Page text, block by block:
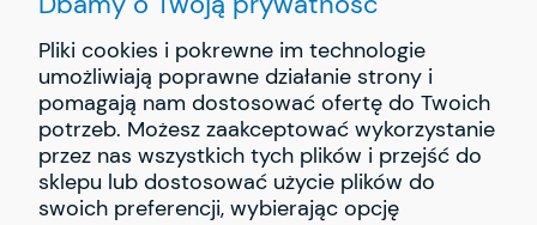
INFORMACJE
PŁATNOŚCI I DOSTAWA
Pliki cookies i pokrewne im technologie
umożliwiają poprawne działanie strony i
pomagają nam dostosować ofertę do Twoich
potrzeb. Możesz zaakceptować wykorzystanie
przez nas wszystkich tych plików i przejść do
sklepu lub dostosować użycie plików do
swoich preferencji, wybierając opcję